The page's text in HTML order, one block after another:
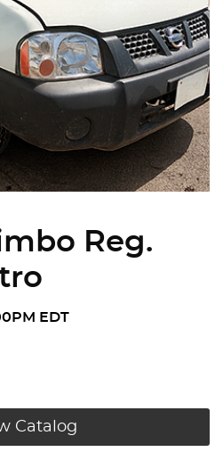
Reg.
EDT
Catalog